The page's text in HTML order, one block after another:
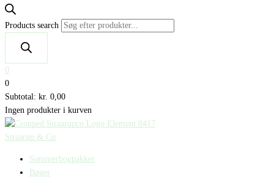
Products search
0
0
Subtotal: kr. 0,00
Ingen produkter i kurven
Straarup & Co
Sommerbogpakker
Bøger